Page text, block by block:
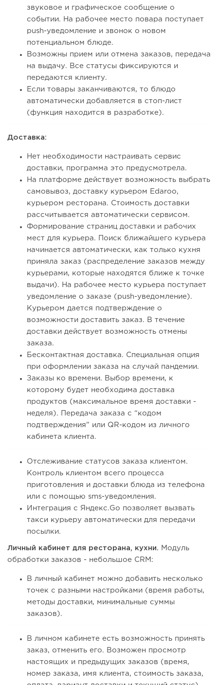
звуковое и графическое сообщение о
событии. На рабочее место повара поступает
push-уведомление и звонок о новом
потенциальном блюде.
Возможны прием или отмена заказов, передача
на выдачу. Все статусы фиксируются и
передаются клиенту.
Если товары заканчиваются, то блюдо
автоматически добавляется в стоп-лист
(функция находится в разработке).
Доставка:
Нет необходимости настраивать сервис
доставки, программа это предусмотрела.
На платформе действует возможность выбрать
самовывоз, доставку курьером Edaroo,
курьером ресторана. Стоимость доставки
рассчитывается автоматически сервисом.
Формирование страниц доставки и рабочих
мест для курьера. Поиск ближайшего курьера
начинается автоматически, как только кухня
приняла заказ (распределение заказов между
курьерами, которые находятся ближе к точке
выдачи). На рабочее место курьера поступает
уведомление о заказе (push-уведомление).
Курьером дается подтверждение о
возможности доставить заказ. В течение
доставки действует возможность отмены
заказа.
Бесконтактная доставка. Специальная опция
при оформлении заказа на случай пандемии.
Заказы ко времени. Выбор времени, к
которому будет необходима доставка
продуктов (максимальное время доставки -
неделя). Передача заказа с “кодом
подтверждения” или QR-кодом из личного
кабинета клиента.
Отслеживание статусов заказа клиентом.
Контроль клиентом всего процесса
приготовления и доставки блюда из телефона
или с помощью sms-уведомления.
Интеграция с Яндекс.Go позволяет вызвать
такси курьеру автоматически для передачи
посылки.
Личный кабинет для ресторана, кухни.
Модуль
обработки заказов - небольшое CRM:
В личный кабинет можно добавить несколько
точек с разными настройками (время работы,
методы доставки, минимальные суммы
заказов).
В личном кабинете есть возможность принять
заказ, отменить его. Возможен просмотр
настоящих и предыдущих заказов (время,
номер заказа, имя клиента, стоимость заказа,